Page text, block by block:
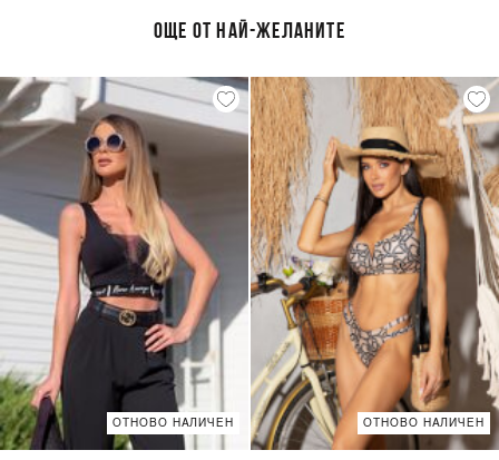
ОЩЕ ОТ НАЙ-ЖЕЛАНИТЕ
ОТНОВО НАЛИЧЕН ОТНОВО НАЛИЧЕН